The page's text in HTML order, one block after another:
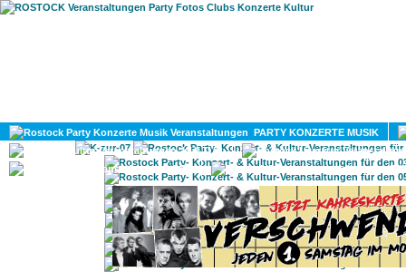
PARTY KONZERTE MUSIK
KULTUR
GAY